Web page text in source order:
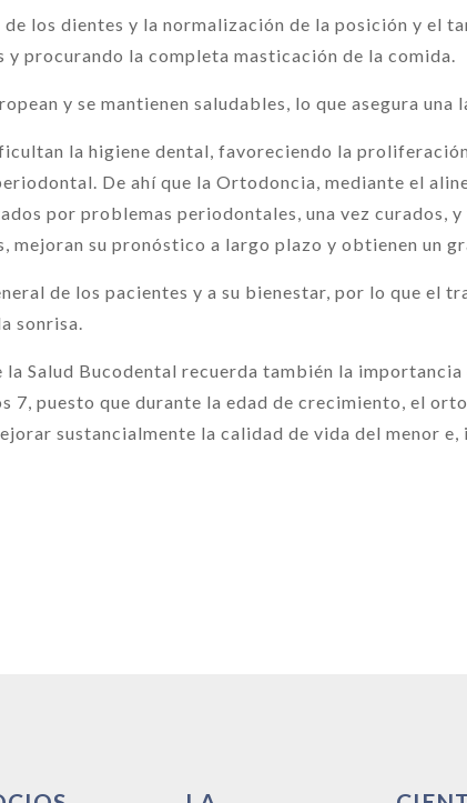
los dientes y la normalización de la posición y el
y procurando la completa masticación de la comida.
y se mantienen saludables, lo que asegura una
la higiene dental, favoreciendo la
De ahí que la Ortodoncia, mediante el
por problemas periodontales, una vez curados,
mejoran su pronóstico a largo plazo y obtienen un
de los pacientes y a su bienestar, por lo que el
sonrisa.
Salud Bucodental recuerda también la
7, puesto que durante la edad de crecimiento, el
sustancialmente la calidad de vida del menor